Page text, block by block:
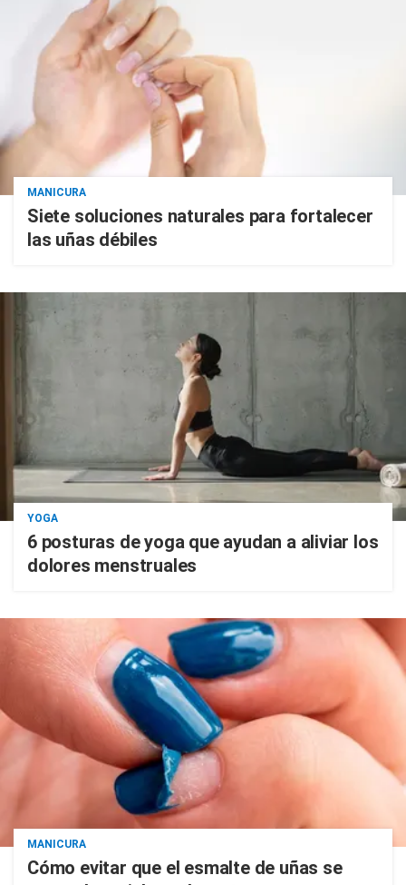
MANICURA
Siete soluciones naturales para fortalecer
las uñas débiles
YOGA
6 posturas de yoga que ayudan a aliviar los
dolores menstruales
MANICURA
Cómo evitar que el esmalte de uñas se